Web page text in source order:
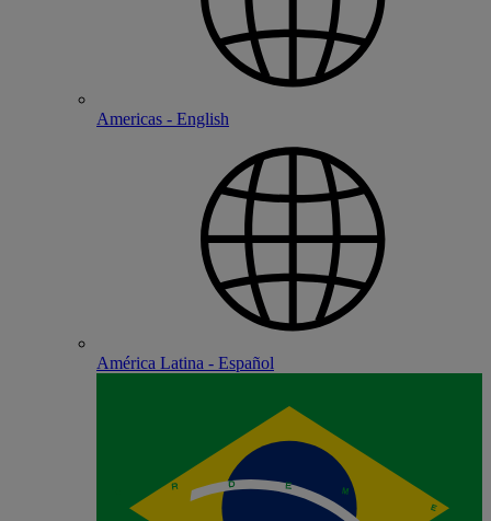
Americas - English
América Latina - Español